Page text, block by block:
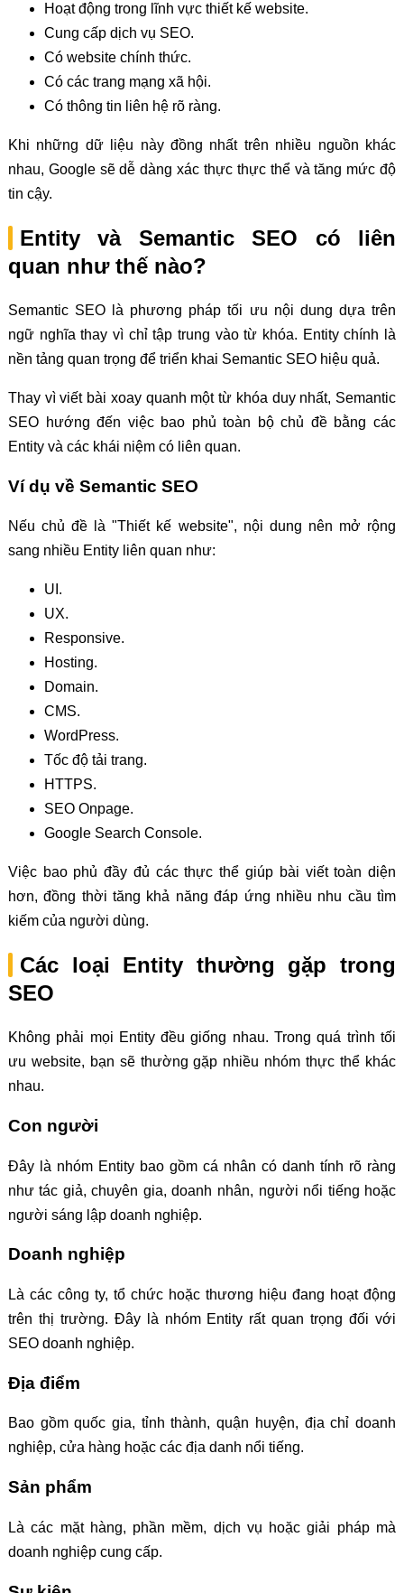
Hoạt động trong lĩnh vực thiết kế website.
Cung cấp dịch vụ SEO.
Có website chính thức.
Có các trang mạng xã hội.
Có thông tin liên hệ rõ ràng.
Khi những dữ liệu này đồng nhất trên nhiều nguồn khác
nhau, Google sẽ dễ dàng xác thực thực thể và tăng mức độ
tin cậy.
Entity và Semantic SEO có liên
quan như thế nào?
Semantic SEO là phương pháp tối ưu nội dung dựa trên
ngữ nghĩa thay vì chỉ tập trung vào từ khóa. Entity chính là
nền tảng quan trọng để triển khai Semantic SEO hiệu quả.
Thay vì viết bài xoay quanh một từ khóa duy nhất, Semantic
SEO hướng đến việc bao phủ toàn bộ chủ đề bằng các
Entity và các khái niệm có liên quan.
Ví dụ về Semantic SEO
Nếu chủ đề là "Thiết kế website", nội dung nên mở rộng
sang nhiều Entity liên quan như:
UI.
UX.
Responsive.
Hosting.
Domain.
CMS.
WordPress.
Tốc độ tải trang.
HTTPS.
SEO Onpage.
Google Search Console.
Việc bao phủ đầy đủ các thực thể giúp bài viết toàn diện
hơn, đồng thời tăng khả năng đáp ứng nhiều nhu cầu tìm
kiếm của người dùng.
Các loại Entity thường gặp trong
SEO
Không phải mọi Entity đều giống nhau. Trong quá trình tối
ưu website, bạn sẽ thường gặp nhiều nhóm thực thể khác
nhau.
Con người
Đây là nhóm Entity bao gồm cá nhân có danh tính rõ ràng
như tác giả, chuyên gia, doanh nhân, người nổi tiếng hoặc
người sáng lập doanh nghiệp.
Doanh nghiệp
Là các công ty, tổ chức hoặc thương hiệu đang hoạt động
trên thị trường. Đây là nhóm Entity rất quan trọng đối với
SEO doanh nghiệp.
Địa điểm
Bao gồm quốc gia, tỉnh thành, quận huyện, địa chỉ doanh
nghiệp, cửa hàng hoặc các địa danh nổi tiếng.
Sản phẩm
Là các mặt hàng, phần mềm, dịch vụ hoặc giải pháp mà
doanh nghiệp cung cấp.